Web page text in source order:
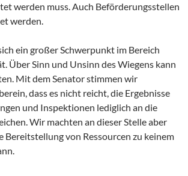
werden muss. Auch Beförderungsstellen
werden.
ein großer Schwerpunkt im Bereich
Über Sinn und Unsinn des Wiegens kann
Mit dem Senator stimmen wir
dass es nicht reicht, die Ergebnisse
und Inspektionen lediglich an die
Wir machten an dieser Stelle aber
Bereitstellung von Ressourcen zu keinem